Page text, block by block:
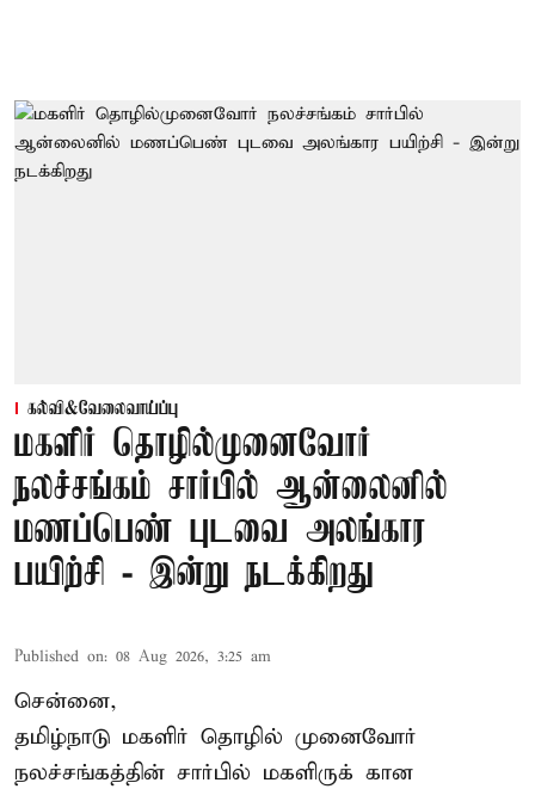
கல்வி&வேலைவாய்ப்பு
மகளிர் தொழில்முனைவோர்
நலச்சங்கம் சார்பில் ஆன்லைனில்
மணப்பெண் புடவை அலங்கார
பயிற்சி - இன்று நடக்கிறது
Published on: 08 Aug 2026, 3:25 am
சென்னை,
தமிழ்நாடு மகளிர் தொழில் முனைவோர்
நலச்சங்கத்தின் சார்பில் மகளிருக் கான